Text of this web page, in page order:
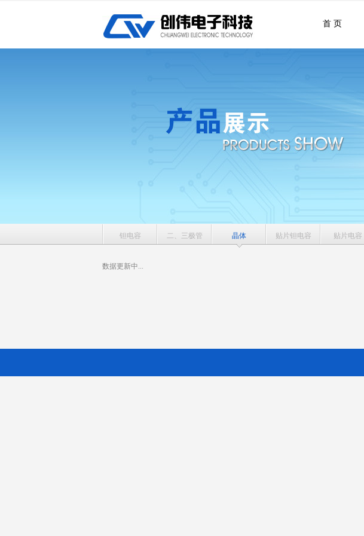
首 页
钽电容 二、三极管 晶体 贴片钽电容 贴片电容
数据更新中...